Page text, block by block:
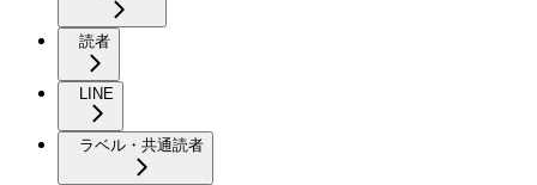
読者
LINE
ラベル・共通読者